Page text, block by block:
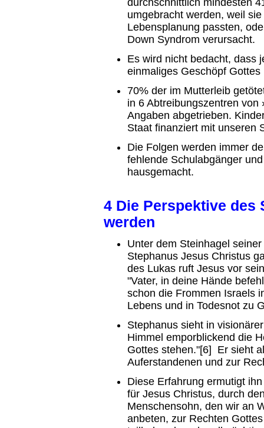
durchschnittlich mindesten
umgebracht werden, weil
Lebensplanung passten,
Down Syndrom verursacht.
Es wird nicht bedacht, dass
einmaliges Geschöpf
70% der im Mutterleib
in 6 Abtreibungszentren
Angaben abgetrieben.
Staat finanziert mit unseren
Die Folgen werden immer
fehlende Schulabgänger
hausgemacht.
4 Die Perspektive des
werden
Unter dem Steinhagel
Stephanus Jesus Christus
des Lukas ruft Jesus vor
"Vater, in deine Hände
schon die Frommen Israels
Lebens und in Todesnot zu
Stephanus sieht in
Himmel emporblickend die
Gottes stehen."[6] Er sieht
Auferstandenen und zur
Diese Erfahrung ermutigt
für Jesus Christus, durch
Menschensohn, den wir an
anbeten, zur Rechten